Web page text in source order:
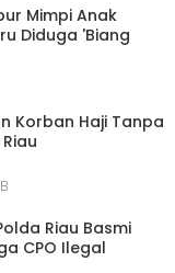
Mimpi Anak
Diduga 'Biang
Korban Haji Tanpa
Riau Basmi
CPO Ilegal